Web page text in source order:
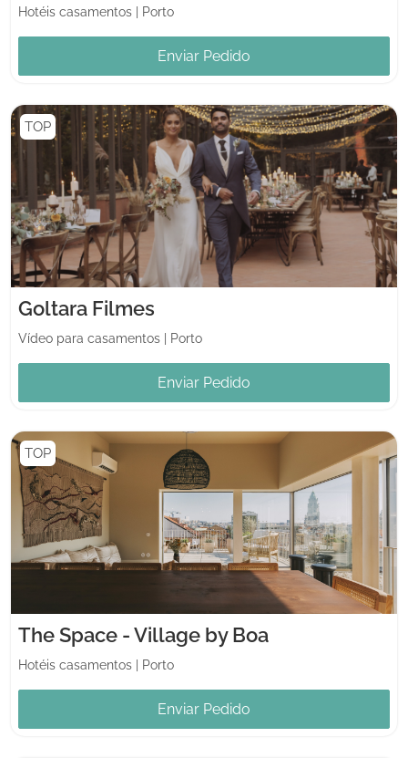
Hotéis casamentos Porto
Enviar Pedido
TOP
Goltara Filmes
Vídeo para casamentos Porto
Enviar Pedido
TOP
The Space - Village by Boa
Hotéis casamentos Porto
Enviar Pedido